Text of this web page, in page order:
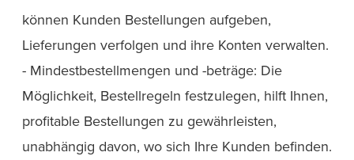
können Kunden Bestellungen aufgeben,
Lieferungen verfolgen und ihre Konten verwalten.
- Mindestbestellmengen und -beträge: Die
Möglichkeit, Bestellregeln festzulegen, hilft Ihnen,
profitable Bestellungen zu gewährleisten,
unabhängig davon, wo sich Ihre Kunden befinden.